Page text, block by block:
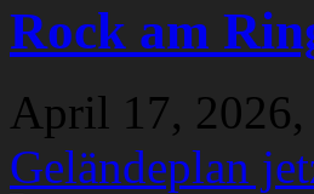
Rock am
April 17, 2026,
Geländeplan